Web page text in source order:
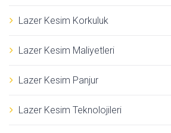
Lazer Kesim Korkuluk
Lazer Kesim Maliyetleri
Lazer Kesim Panjur
Lazer Kesim Teknolojileri